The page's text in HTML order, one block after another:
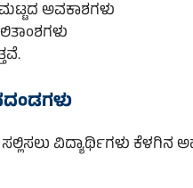
ಮಟ್ಟದ ಅವಕಾಶಗಳು
ಸಲ್ಲಿಸಲು ವಿದ್ಯಾರ್ಥಿಗಳು ಕೆಳಗಿನ